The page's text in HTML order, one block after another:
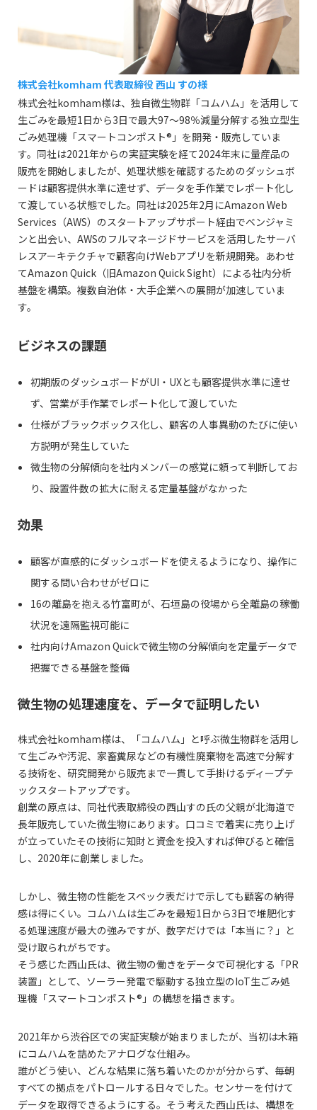
株式会社komham 代表取締役 西山 すの様
株式会社komham様は、独自微生物群「コムハム」を活用して
生ごみを最短1日から3日で最大97〜98％減量分解する独立型生
ごみ処理機「スマートコンポスト®」を開発・販売していま
す。同社は2021年からの実証実験を経て2024年末に量産品の
販売を開始しましたが、処理状態を確認するためのダッシュボ
ードは顧客提供水準に達せず、データを手作業でレポート化し
て渡している状態でした。同社は2025年2月にAmazon Web
Services（AWS）のスタートアップサポート経由でベンジャミ
ンと出会い、AWSのフルマネージドサービスを活用したサーバ
レスアーキテクチャで顧客向けWebアプリを新規開発。あわせ
てAmazon Quick（旧Amazon Quick Sight）による社内分析
基盤を構築。複数自治体・大手企業への展開が加速していま
す。
ビジネスの課題
初期版のダッシュボードがUI・UXとも顧客提供水準に達せ
ず、営業が手作業でレポート化して渡していた
仕様がブラックボックス化し、顧客の人事異動のたびに使い
方説明が発生していた
微生物の分解傾向を社内メンバーの感覚に頼って判断してお
り、設置件数の拡大に耐える定量基盤がなかった
効果
顧客が直感的にダッシュボードを使えるようになり、操作に
関する問い合わせがゼロに
16の離島を抱える竹富町が、石垣島の役場から全離島の稼働
状況を遠隔監視可能に
社内向けAmazon Quickで微生物の分解傾向を定量データで
把握できる基盤を整備
微生物の処理速度を、データで証明したい
株式会社komham様は、「コムハム」と呼ぶ微生物群を活用し
て生ごみや汚泥、家畜糞尿などの有機性廃棄物を高速で分解す
る技術を、研究開発から販売まで一貫して手掛けるディープテ
ックスタートアップです。
創業の原点は、同社代表取締役の西山すの氏の父親が北海道で
長年販売していた微生物にあります。口コミで着実に売り上げ
が立っていたその技術に知財と資金を投入すれば伸びると確信
し、2020年に創業しました。
しかし、微生物の性能をスペック表だけで示しても顧客の納得
感は得にくい。コムハムは生ごみを最短1日から3日で堆肥化す
る処理速度が最大の強みですが、数字だけでは「本当に？」と
受け取られがちです。
そう感じた西山氏は、微生物の働きをデータで可視化する「PR
装置」として、ソーラー発電で駆動する独立型のIoT生ごみ処
理機「スマートコンポスト®」の構想を描きます。
2021年から渋谷区での実証実験が始まりましたが、当初は木箱
にコムハムを詰めたアナログな仕組み。
誰がどう使い、どんな結果に落ち着いたのかが分からず、毎朝
すべての拠点をパトロールする日々でした。センサーを付けて
データを取得できるようにする。そう考えた西山氏は、構想を